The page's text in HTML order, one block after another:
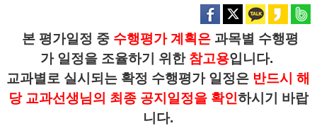
본 평가일정 중 수행평가 계획은 과목별 수행평
가 일정을 조율하기 위한 참고용입니다.
교과별로 실시되는 확정 수행평가 일정은 반드시 해
당 교과선생님의 최종 공지일정을 확인하시기 바랍
니다.